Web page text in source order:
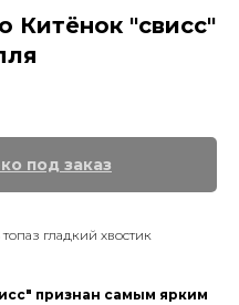
Китёнок "свисс"
гладкий хвостик
пpизнaн самым ярким